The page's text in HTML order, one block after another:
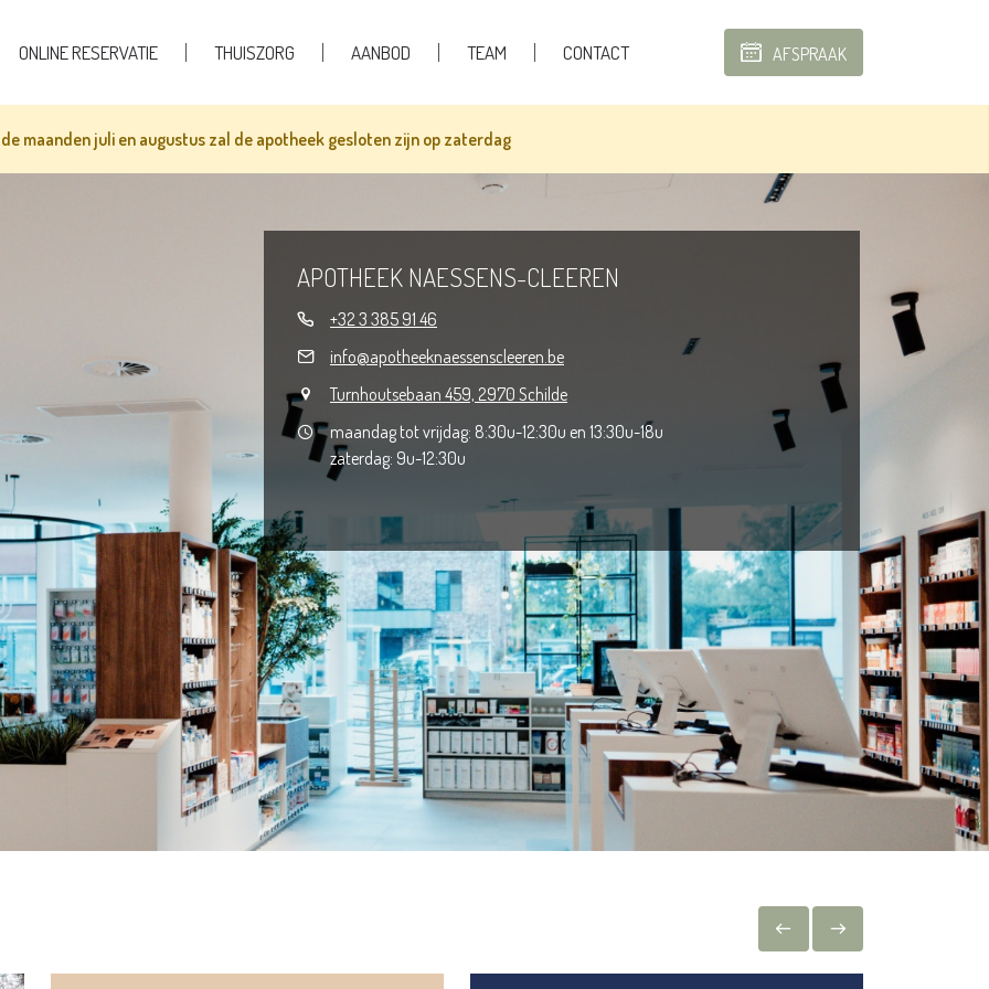
AFSPRAAK
ONLINE RESERVATIE THUISZORG AANBOD TEAM CONTACT
maanden juli en augustus zal de apotheek gesloten zijn op zaterdag
APOTHEEK NAESSENS-CLEEREN
+32 3 385 91 46
info@apotheeknaessenscleeren.be
Turnhoutsebaan 459, 2970 Schilde
maandag tot vrijdag: 8:30u-12:30u en 13:30u-18u
zaterdag: 9u-12:30u